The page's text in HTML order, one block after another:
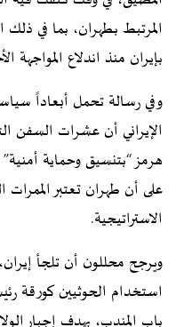
المرتبط بطهران، بما في
بإيران منذ اندلاع المواجهة
وفي رسالة تحمل أبعاداً
الإيراني أن عشرات السفن
هرمز “بتنسيق وحماية
على أن طهران تعتبر
الاستراتيجية.
ويرجح محللون أن تلجأ
استخدام الحوثيين كورقة
باب المندب، بهدف إجبار